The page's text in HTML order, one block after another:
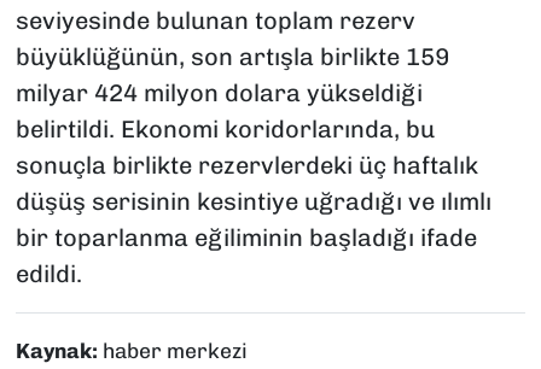
seviyesinde bulunan toplam rezerv
büyüklüğünün, son artışla birlikte 159
milyar 424 milyon dolara yükseldiği
belirtildi. Ekonomi koridorlarında, bu
sonuçla birlikte rezervlerdeki üç haftalık
düşüş serisinin kesintiye uğradığı ve ılımlı
bir toparlanma eğiliminin başladığı ifade
edildi.
Kaynak: haber merkezi